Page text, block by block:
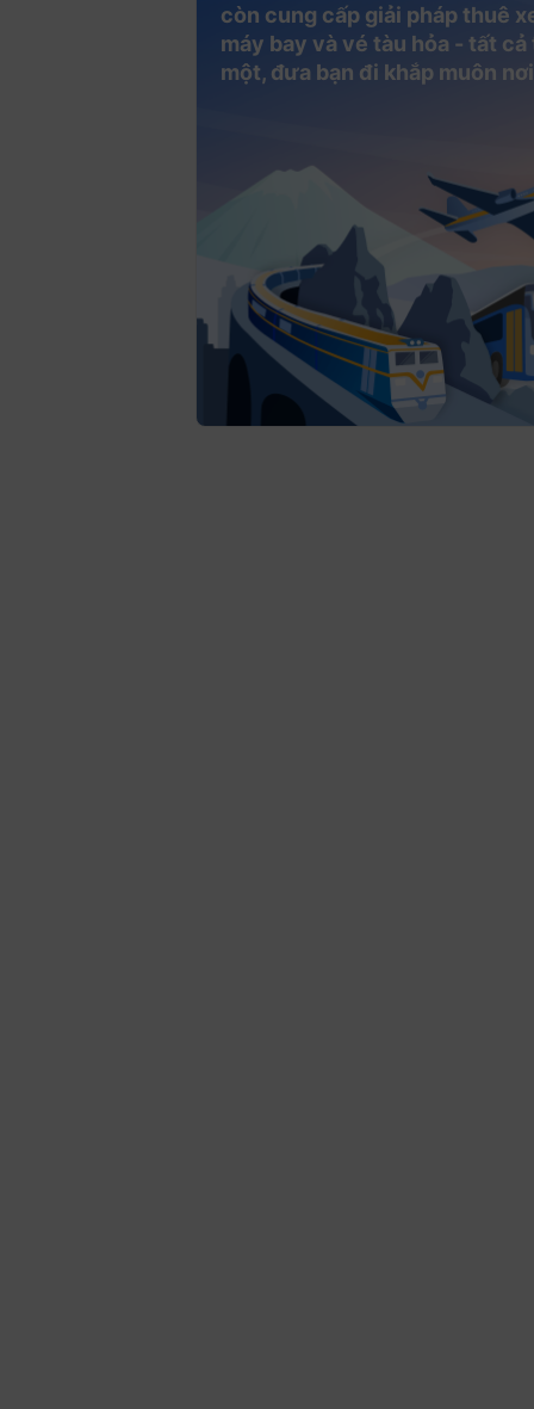
còn cung cấp giải pháp thuê
máy bay và vé tàu hỏa - tất cả
một, đưa bạn đi khắp muôn